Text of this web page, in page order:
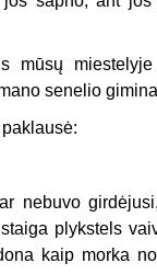
mūsų
senelio
nebuvo
plykstels
kaip morka